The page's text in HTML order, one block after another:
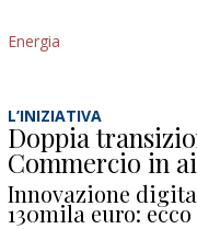
Energia
L’INIZIATIVA
Doppia
Commercio in
Innovazione
130mila euro: